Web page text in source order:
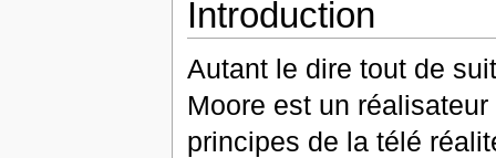
Introduction
Autant le dire tout de
Moore est un
principes de la télé